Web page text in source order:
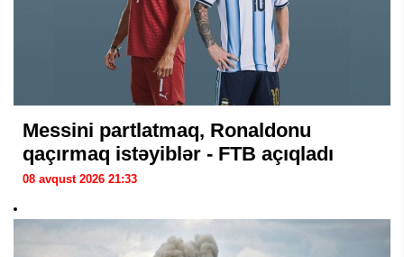
Messini partlatmaq, Ronaldonu
qaçırmaq istəyiblər - FTB açıqladı
08 avqust 2026 21:33